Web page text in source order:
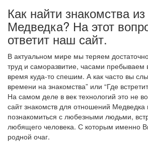
Как найти знакомства
Медведка? На этот
ответит наш сайт.
В актуальном мире мы теряем
труд и саморазвитие, часами пребываем
время куда-то спешим. А как часто вы
времени на знакомства” или “Где
На самом деле в век технологий это не
сайт знакомств для отношений
познакомиться с любезными людьми,
любящего человека. С которым именно
родной очаг.